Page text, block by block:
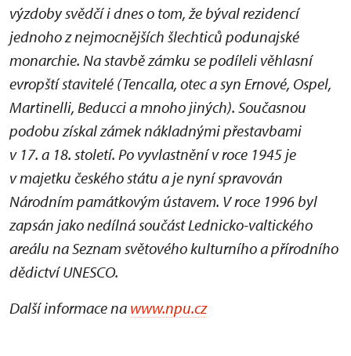
výzdoby svědčí i dnes o tom, že býval rezidencí
jednoho z nejmocnějších šlechticů podunajské
monarchie. Na stavbě zámku se podíleli věhlasní
evropští stavitelé (Tencalla, otec a syn Ernové, Ospel,
Martinelli, Beducci a mnoho jiných). Současnou
podobu získal zámek nákladnými přestavbami
v 17. a 18. století. Po vyvlastnění v roce 1945 je
v majetku českého státu a je nyní spravován
Národním památkovým ústavem. V roce 1996 byl
zapsán jako nedílná součást Lednicko-valtického
areálu na Seznam světového kulturního a přírodního
dědictví UNESCO.
Další informace na www.npu.cz